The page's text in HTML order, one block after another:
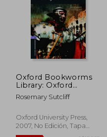
S/ 52,72
Oxford Bookworms
Library: Oxford
Bookworms 4. The
Eagle of the Ninth:
Inglés)
Rosemary Sutcliff
Oxford University Press,
2007, No Edición, Tapa
Blanda, Nuevo